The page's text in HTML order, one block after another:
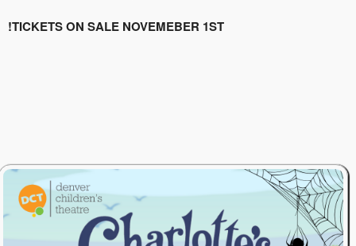
TICKETS ON SALE NOVEMEBER 1ST!